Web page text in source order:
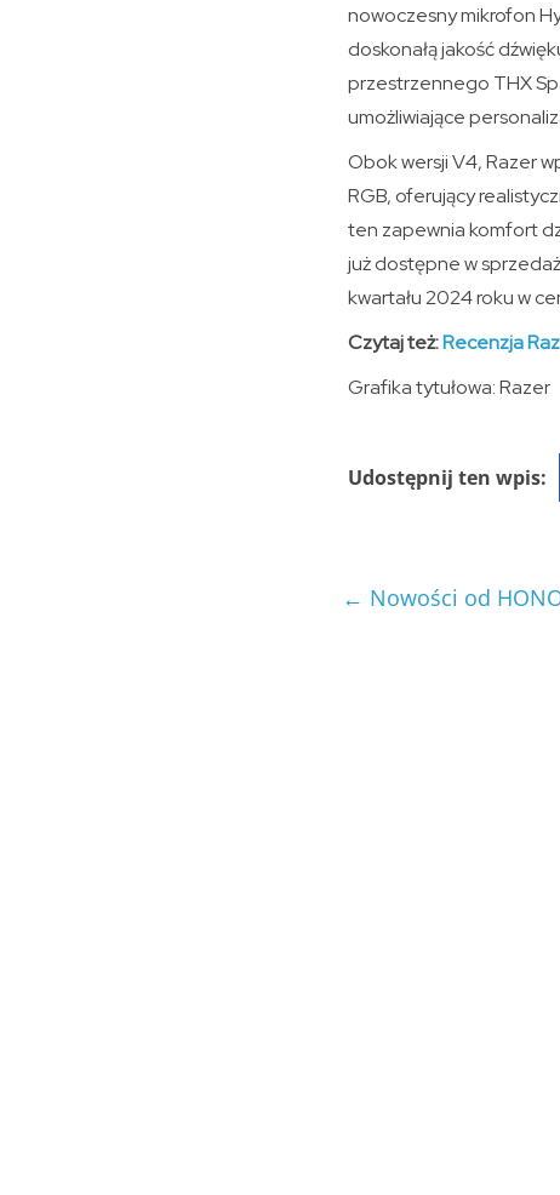
nowoczesny mikrofon
doskonałą jakość
przestrzennego THX
umożliwiające
Obok wersji V4, Razer
RGB, oferujący
ten zapewnia komfort
już dostępne w
kwartału 2024 roku w
Czytaj też:Recenzja
Grafika tytułowa: Razer
Udostępnij ten wpis:
← Nowości od